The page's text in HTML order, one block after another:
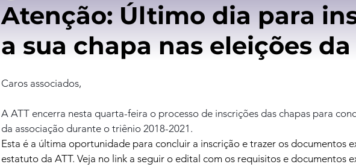
Atenção: Último dia para
a sua chapa nas eleições da
Caros associados,
A ATT encerra nesta quarta-feira o processo de inscrições das chapas para
da associação durante o triênio 2018-2021.
Esta é a última oportunidade para concluir a inscrição e trazer os documentos
estatuto da ATT. Veja no link a seguir o edital com os requisitos e documentos